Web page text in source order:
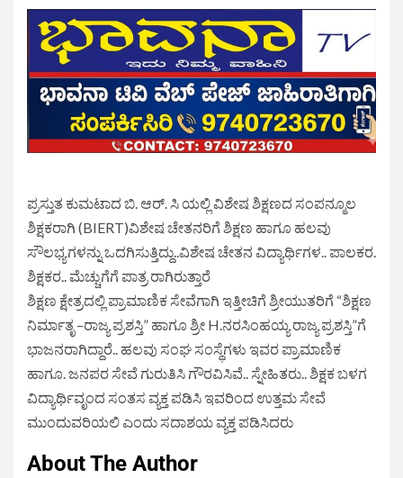
ಪ್ರಸ್ತುತ ಕುಮಟಾದ ಬಿ. ಆರ್. ಸಿ ಯಲ್ಲಿ ವಿಶೇಷ ಶಿಕ್ಷಣದ ಸಂಪನ್ಮೂಲ
ಶಿಕ್ಷಕರಾಗಿ (BIERT)ವಿಶೇಷ ಚೇತನರಿಗೆ ಶಿಕ್ಷಣ ಹಾಗೂ ಹಲವು
ಸೌಲಭ್ಯಗಳನ್ನು ಒದಗಿಸುತ್ತಿದ್ದು..ವಿಶೇಷ ಚೇತನ ವಿದ್ಯಾರ್ಥಿಗಳ.. ಪಾಲಕರ.
ಶಿಕ್ಷಕರ.. ಮೆಚ್ಚುಗೆಗೆ ಪಾತ್ರ ರಾಗಿರುತ್ತಾರೆ
ಶಿಕ್ಷಣ ಕ್ಷೇತ್ರದಲ್ಲಿ ಪ್ರಾಮಾಣಿಕ ಸೇವೆಗಾಗಿ ಇತ್ತೀಚಿಗೆ ಶ್ರೀಯುತರಿಗೆ “ಶಿಕ್ಷಣ
ನಿರ್ಮಾತೃ –ರಾಜ್ಯ ಪ್ರಶಸ್ತಿ” ಹಾಗೂ ಶ್ರೀ H.ನರಸಿಂಹಯ್ಯ ರಾಜ್ಯ ಪ್ರಶಸ್ತಿ”ಗೆ
ಭಾಜನರಾಗಿದ್ದಾರೆ.. ಹಲವು ಸಂಘ ಸಂಸ್ಥೆಗಳು ಇವರ ಪ್ರಾಮಾಣಿಕ
ಹಾಗೂ. ಜನಪರ ಸೇವೆ ಗುರುತಿಸಿ ಗೌರವಿಸಿವೆ.. ಸ್ನೇಹಿತರು.. ಶಿಕ್ಷಕ ಬಳಗ
ವಿದ್ಯಾರ್ಥಿವೃಂದ ಸಂತಸ ವ್ಯಕ್ತ ಪಡಿಸಿ ಇವರಿಂದ ಉತ್ತಮ ಸೇವೆ
ಮುಂದುವರಿಯಲಿ ಎಂದು ಸದಾಶಯ ವ್ಯಕ್ತ ಪಡಿಸಿದರು
About The Author